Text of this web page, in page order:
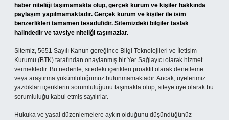
haber niteliği taşımamakta olup, gerçek kurum ve kişiler hakkında
paylaşım yapılmamaktadır. Gerçek kurum ve kişiler ile isim
benzerlikleri tamamen tesadüfidir. Sitemizdeki bilgiler taslak
halindedir ve tavsiye niteliği taşımazlar.
Sitemiz, 5651 Sayılı Kanun gereğince Bilgi Teknolojileri ve İletişim
Kurumu (BTK) tarafından onaylanmış bir Yer Sağlayıcı olarak hizmet
vermektedir. Bu nedenle, sitedeki içerikleri proaktif olarak denetleme
veya araştırma yükümlülüğümüz bulunmamaktadır. Ancak, üyelerimiz
yazdıkları içeriklerin sorumluluğunu taşımakta olup, siteye üye olarak bu
sorumluluğu kabul etmiş sayılırlar.
Hukuka ve yasal düzenlemelere aykırı olduğunu düşündüğünüz